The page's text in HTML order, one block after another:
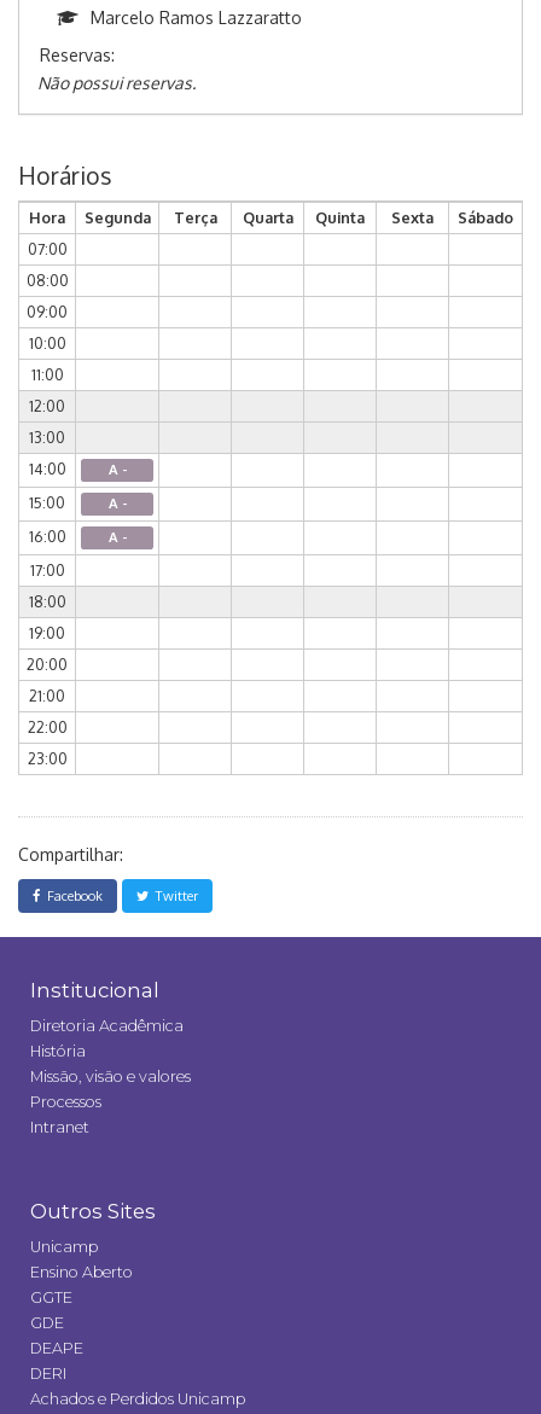
Marcelo Ramos Lazzaratto
Reservas:
Não possui reservas.
Horários
Hora Segunda Terça Quarta Quinta Sexta
Sábado
07:00
08:00
09:00
10:00
11:00
12:00
13:00
14:00
A -
15:00 A -
16:00 A -
17:00
18:00
19:00
20:00
21:00
22:00
23:00
Compartilhar:
Facebook Twitter
Institucional
Diretoria Acadêmica
História
Missão, visão e valores
Processos
Intranet
Outros Sites
Unicamp
Ensino Aberto
GGTE
GDE
DEAPE
DERI
Achados e Perdidos Unicamp